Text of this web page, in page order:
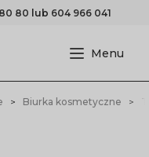
80 lub 604 966 041
Biurka kosmetyczne